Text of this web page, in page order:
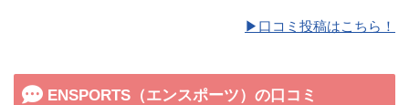
▶︎口コミ投稿はこちら！
ENSPORTS（エンスポーツ）の口コミ